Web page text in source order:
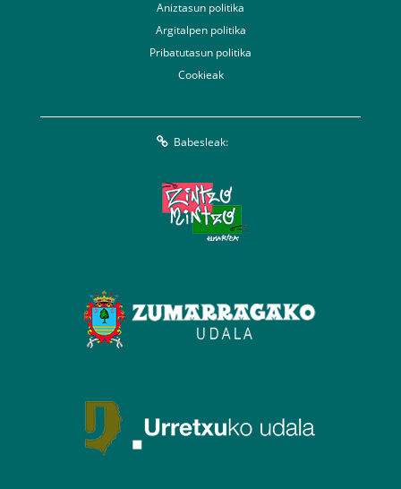
Aniztasun politika
Argitalpen politika
Pribatutasun politika
Cookieak
Babesleak: